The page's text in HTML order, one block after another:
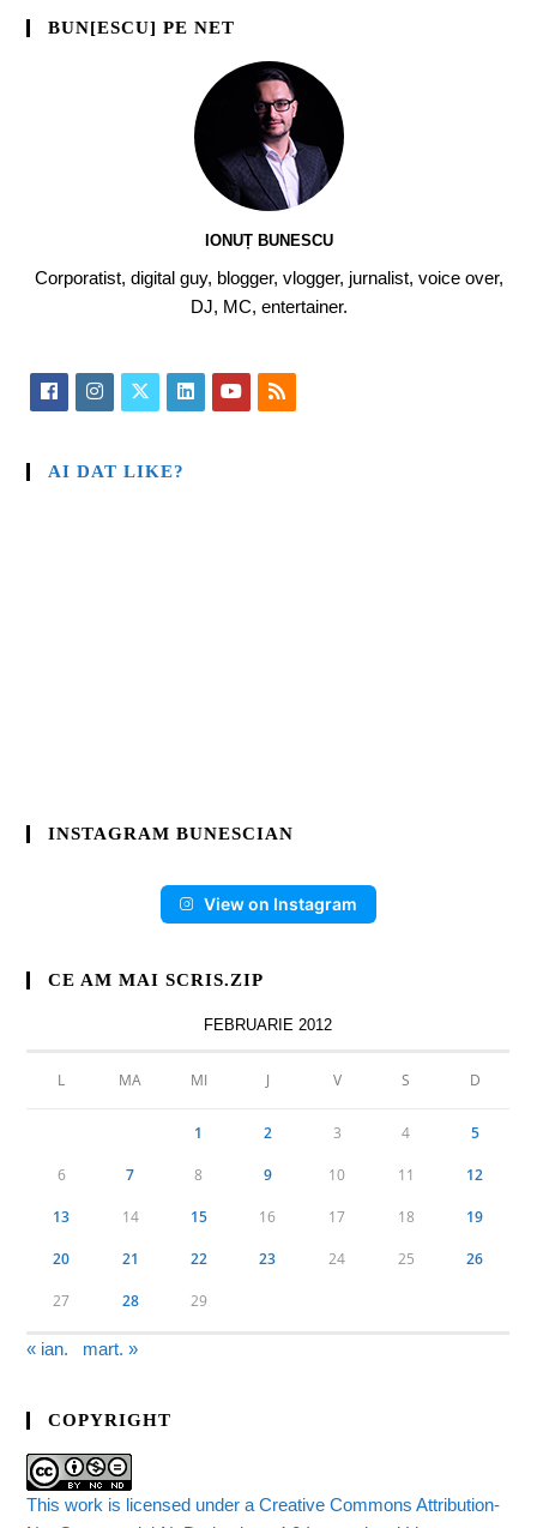
BUN[ESCU] PE NET
IONUȚ BUNESCU
Corporatist, digital guy, blogger, vlogger, jurnalist, voice over,
DJ, MC, entertainer.
AI DAT LIKE?
INSTAGRAM BUNESCIAN
View on Instagram
CE AM MAI SCRIS.ZIP
FEBRUARIE 2012
L MA MI J V S D
1 2 3 4 5
6 7 8 9 10 11 12
13 14 15 16 17 18 19
20 21 22 23 24 25 26
27 28 29
« ian. mart. »
COPYRIGHT
This work is licensed under a Creative Commons Attribution-